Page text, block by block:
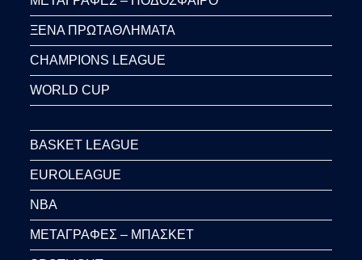
ΞΕΝΑ ΠΡΩΤΑΘΛΗΜΑΤΑ
CHAMPIONS LEAGUE
WORLD CUP
BASKET LEAGUE
EUROLEAGUE
NBA
ΜΕΤΑΓΡΑΦΕΣ – ΜΠΑΣΚΕΤ